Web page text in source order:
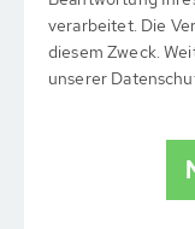
verarbeitet. Die
diesem Zweck.
unserer